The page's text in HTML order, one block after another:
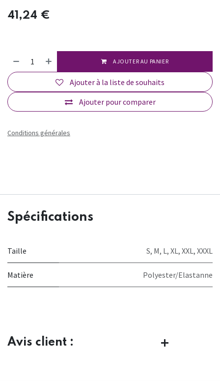
41,24 €
AJOUTER AU PANIER
Ajouter pour comparer
Ajouter à la liste de souhaits
Conditions générales
Spécifications
Taille S, M, L, XL, XXL, XXXL
Matière Polyester/Elastanne
Avis client :